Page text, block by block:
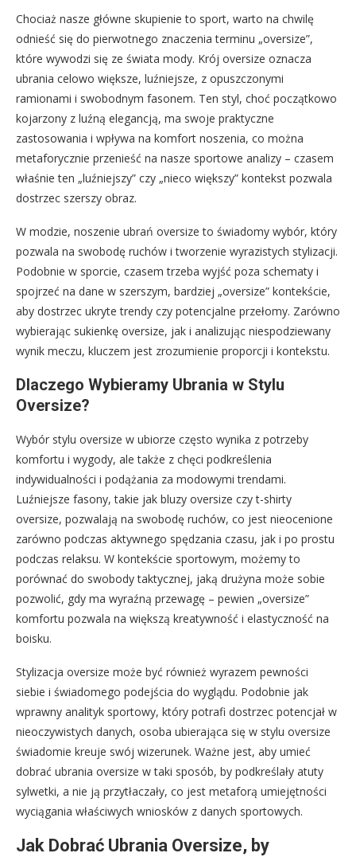
Chociaż nasze główne skupienie to sport, warto na chwilę
odnieść się do pierwotnego znaczenia terminu „oversize”,
które wywodzi się ze świata mody. Krój oversize oznacza
ubrania celowo większe, luźniejsze, z opuszczonymi
ramionami i swobodnym fasonem. Ten styl, choć początkowo
kojarzony z luźną elegancją, ma swoje praktyczne
zastosowania i wpływa na komfort noszenia, co można
metaforycznie przenieść na nasze sportowe analizy – czasem
właśnie ten „luźniejszy” czy „nieco większy” kontekst pozwala
dostrzec szerszy obraz.
W modzie, noszenie ubrań oversize to świadomy wybór, który
pozwala na swobodę ruchów i tworzenie wyrazistych stylizacji.
Podobnie w sporcie, czasem trzeba wyjść poza schematy i
spojrzeć na dane w szerszym, bardziej „oversize” kontekście,
aby dostrzec ukryte trendy czy potencjalne przełomy. Zarówno
wybierając sukienkę oversize, jak i analizując niespodziewany
wynik meczu, kluczem jest zrozumienie proporcji i kontekstu.
Dlaczego Wybieramy Ubrania w Stylu
Oversize?
Wybór stylu oversize w ubiorze często wynika z potrzeby
komfortu i wygody, ale także z chęci podkreślenia
indywidualności i podążania za modowymi trendami.
Luźniejsze fasony, takie jak bluzy oversize czy t-shirty
oversize, pozwalają na swobodę ruchów, co jest nieocenione
zarówno podczas aktywnego spędzania czasu, jak i po prostu
podczas relaksu. W kontekście sportowym, możemy to
porównać do swobody taktycznej, jaką drużyna może sobie
pozwolić, gdy ma wyraźną przewagę – pewien „oversize”
komfortu pozwala na większą kreatywność i elastyczność na
boisku.
Stylizacja oversize może być również wyrazem pewności
siebie i świadomego podejścia do wyglądu. Podobnie jak
wprawny analityk sportowy, który potrafi dostrzec potencjał w
nieoczywistych danych, osoba ubierająca się w stylu oversize
świadomie kreuje swój wizerunek. Ważne jest, aby umieć
dobrać ubrania oversize w taki sposób, by podkreślały atuty
sylwetki, a nie ją przytłaczały, co jest metaforą umiejętności
wyciągania właściwych wniosków z danych sportowych.
Jak Dobrać Ubrania Oversize, by